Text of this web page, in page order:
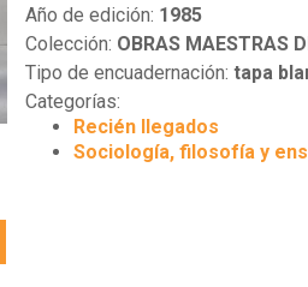
Año de edición: 1985
Colección: OBRAS MAESTRAS DEL
Tipo de encuadernación:tapa
Categorías:
Recién llegados
Sociología, filosofía y